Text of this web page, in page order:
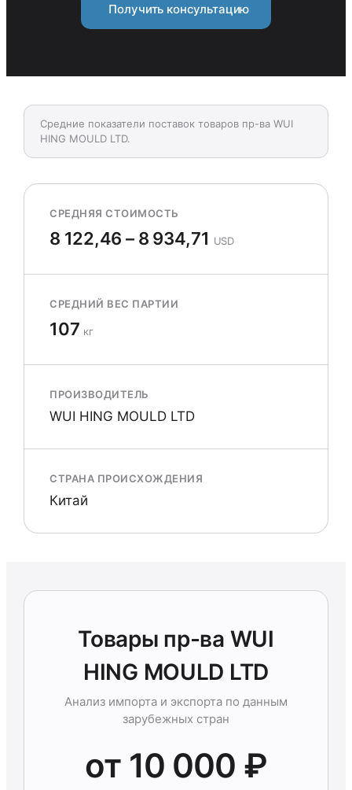
Получить консультацию
Средние показатели поставок товаров пр-ва WUI
HING MOULD LTD.
СРЕДНЯЯ СТОИМОСТЬ
8 122,46 – 8 934,71 USD
СРЕДНИЙ ВЕС ПАРТИИ
107 кг
ПРОИЗВОДИТЕЛЬ
WUI HING MOULD LTD
СТРАНА ПРОИСХОЖДЕНИЯ
Китай
Товары пр-ва WUI
HING MOULD LTD
Анализ импорта и экспорта по данным
зарубежных стран
от 10 000 ₽